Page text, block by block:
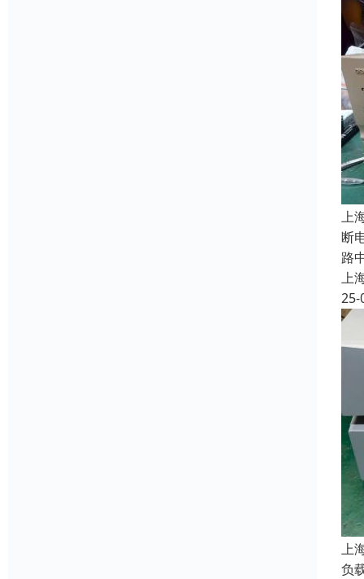
上
断
路
上
25-
上
负